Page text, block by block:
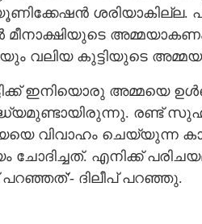
ശരിയാകില്ല.
വലിയ കുട്ടിയുടെ
ഇനിയൊരു അമ്മയെ
രണ്ട്
വിവാഹം ചെയ്യുന്ന
ചോദിച്ചത്. എനിക്ക്
ദിലീപ് പറഞ്ഞു.